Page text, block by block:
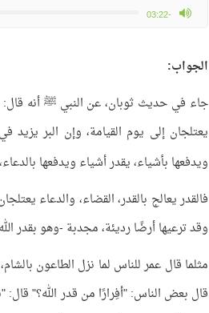
-03:22
max volume
الجواب:
جاء في حديث ثوبان، عن النبي ﷺ أنه قال:
يعتلجان إلى يوم القيامة، وإن البر يزيد
ويدفعها بأشياء، يقدر أشياء ويدفعها
فالقدر يعالج بالقدر، القضاء، والدعاء
وقد ترعيها أرضًا رديئة، مجدبة -وهو بقدر
مثلما قال عمر للناس لما نزل الطاعون
قال بعض الناس: "أفِرارًا من قدر الله؟" قال: